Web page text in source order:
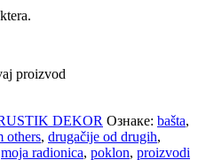
proizvod
DEKOR Ознаке: bašta,
others, drugačije od drugih,
moja radionica, poklon, proizvodi